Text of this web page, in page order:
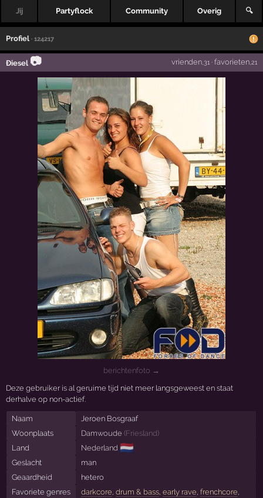
Jij Partyflock Community Overig 🔍
Profiel · 124217
Ðiesel 📷 vrienden,31· favorieten,21
berichtenfoto →
Deze gebruiker is al geruime tijd niet meer langsgeweest en staat
derhalve op non-actief.
Naam
Jeroen Bosgraaf
Woonplaats
Damwoude (Friesland)
Land
Nederland 🇳🇱
Geslacht
man
Geaardheid
hetero
Favoriete genres
darkcore drum & bass, early rave frenchcore